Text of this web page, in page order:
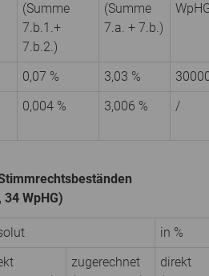
(Summe
7.b.1.+
7.b.2.)
(Summe
7.a. + 7.b.)
0,07 % 3,03 %
0,004 % 3,006 % /
WpHG)
in %
zugerechnet
direkt